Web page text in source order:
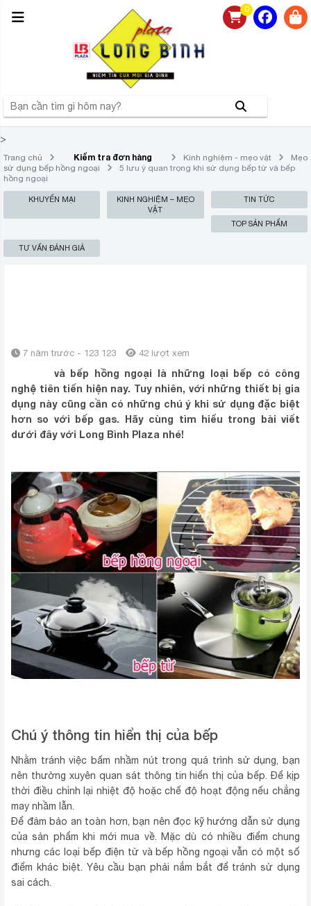
0
>
Trang chủ Kiểm tra đơn hàng Kinh nghiệm - mẹo vặt
Mẹo
sử dụng bếp hồng ngoại
5 lưu ý quan trọng khi sử dụng bếp từ và bếp
hồng ngoại
KHUYẾN MẠI
KINH NGHIỆM – MẸO
VẶT
TIN TỨC
TOP SẢN PHẨM
TƯ VẤN ĐÁNH GIÁ
7 năm trước - 123 123 42 lượt xem
và bếp hồng ngoại là những loại bếp có công
nghệ tiên tiến hiện nay. Tuy nhiên, với những thiết bị gia
dụng này cũng cần có những chú ý khi sử dụng đặc biệt
hơn so với bếp gas. Hãy cùng tìm hiểu trong bài viết
dưới đây với Long Bình Plaza nhé!
Chú ý thông tin hiển thị của bếp
Nhằm tránh việc bấm nhầm nút trong quá trình sử dụng, bạn
nên thường xuyên quan sá‌t thông tin hiển thị của bếp. Để kịp
thời điều chỉnh lại nhiệt độ hoặc chế độ hoạt độn‌g nếu chẳng
may nhầm lẫn.
Để đảm bảo an toàn hơn, bạn nên đọc kỹ hướng dẫn sử dụng
của sả‌n phẩm khi mới mua về. Mặc dù có nhiều điểm chun‌g
nhưng các loại bếp điện từ và bếp hồng ngoại vẫn có một số
điểm khác biệt. Yê‌u cầu bạn phải nắm bắ‌t để tránh sử dụng
sai cách.